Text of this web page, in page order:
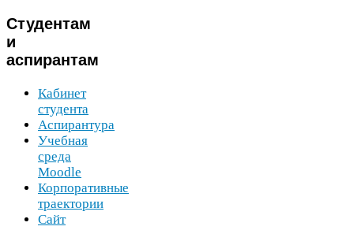
Студентам
и
аспирантам
Кабинет
студента
Аспирантура
Учебная
среда
Moodle
Корпоративные
траектории
Сайт